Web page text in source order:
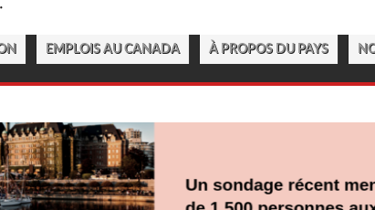
AU CANADA À SON PLUS HAUT NIVEAU DEPUIS CINQ DÉCENNIES
ARTIFICIELLE PARMI LES CARRIÈRES EN PLEIN ESSOR AU CANADA
EMPLOIS AU CANADA À PROPOS DU PAYS